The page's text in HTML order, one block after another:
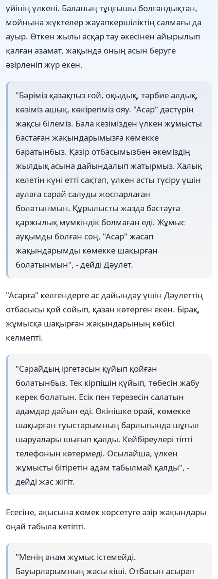
үйінің үлкені. Баланың тұңғышы болғандықтан,
мойнына жүктелер жауапкершіліктің салмағы да
ауыр. Өткен жылы асқар тау әкесінен айырылып
қалған азамат, жақында оның асын беруге
әзірленіп жүр екен.
"Бәріміз қазақпыз ғой, оқыдық, тәрбие алдық,
көзіміз ашық, көкірегіміз ояу. "Асар" дәстүрін
жақсы білеміз. Бала кезімізден үлкен жұмысты
бастаған жақындарымызға көмекке
баратынбыз. Қазір отбасымызбен әкеміздің
жылдық асына дайындалып жатырмыз. Халық
келетін күні етті сақтап, үлкен асты түсіру үшін
аулаға сарай салуды жоспарлаған
болатынмын. Құрылысты жазда бастауға
қаржылық мүмкіндік болмаған еді. Жұмыс
ауқымды болған соң, "Асар" жасап
жақындарымды көмекке шақырған
болатынмын", - дейді Дәулет.
"Асарға" келгендерге ас дайындау үшін Дәулеттің
отбасысы қой сойып, қазан көтерген екен. Бірақ,
жұмысқа шақырған жақындарының көбісі
келмепті.
"Сарайдың іргетасын құйып қойған
болатынбыз. Тек кірпішін құйып, төбесін жабу
керек болатын. Есік пен терезесін салатын
адамдар дайын еді. Өкінішке орай, көмекке
шақырған туыстарымның барлығында шұғыл
шаруалары шығып қалды. Кейбіреулері тіпті
телефонын көтермеді. Осылайша, үлкен
жұмысты бітіретін адам табылмай қалды", -
дейді жас жігіт.
Есесіне, ақысына көмек көрсетуге әзір жақындары
оңай табыла кетіпті.
"Менің анам жұмыс істемейді.
Бауырларымның жасы кіші. Отбасын асырап